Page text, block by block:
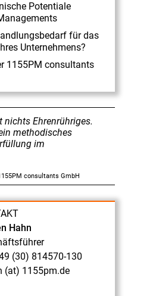
Hahn
(30) 814570-130
(at) 1155pm.de
Ehrenrühriges.
methodisches
im
consultants GmbH
Potentiale
für das
Unternehmens?
1155PM consultants